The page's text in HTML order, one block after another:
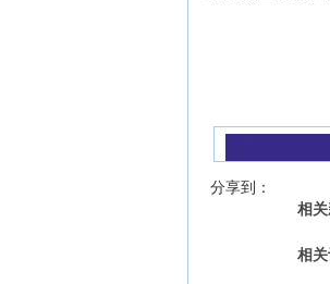
分享到：
相关
相